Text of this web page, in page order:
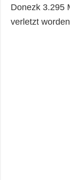
Donezk 3.295
verletzt